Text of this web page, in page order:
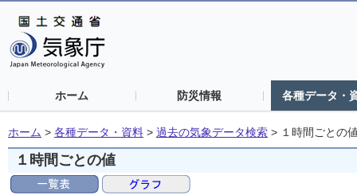
ホーム 防災情報 各種データ・
ホーム > 各種データ・資料 > 過去の気象データ検索 > １時間ごとの
１時間ごとの値